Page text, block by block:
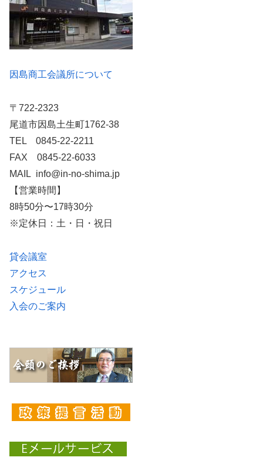
因島商工会議所について
〒722-2323
尾道市因島土生町1762-38
TEL 0845-22-2211
FAX 0845-22-6033
MAIL info@in-no-shima.jp
【営業時間】
8時50分〜17時30分
※定休日：土・日・祝日
貸会議室
アクセス
スケジュール
入会のご案内